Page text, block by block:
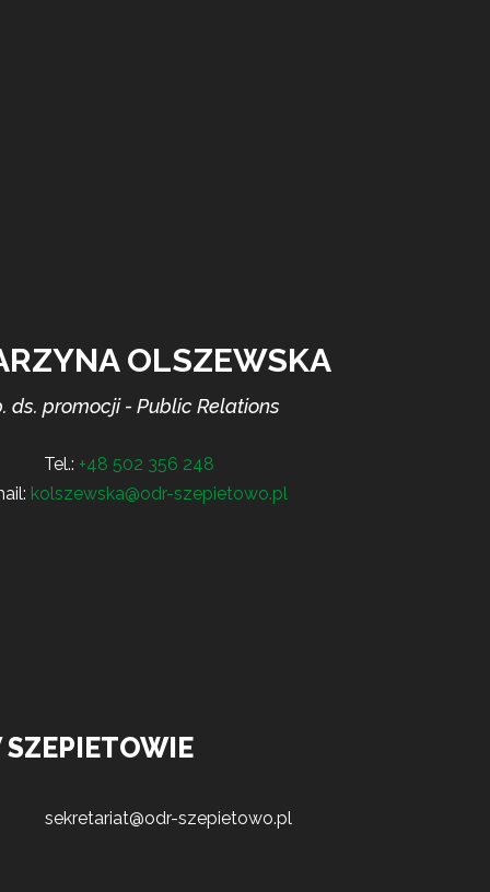
OLSZEWSKA
ds. promocji - Public Relations
Tel.: +48 502 356 248
kolszewska@odr-szepietowo.pl
sekretariat@odr-szepietowo.pl